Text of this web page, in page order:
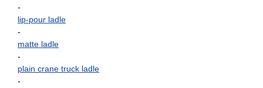
-
lip-pour ladle
-
matte ladle
-
plain crane truck ladle
-